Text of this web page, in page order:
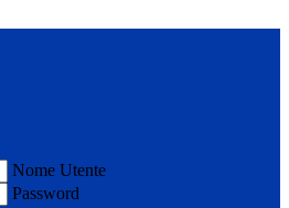
Nome Utente
Password